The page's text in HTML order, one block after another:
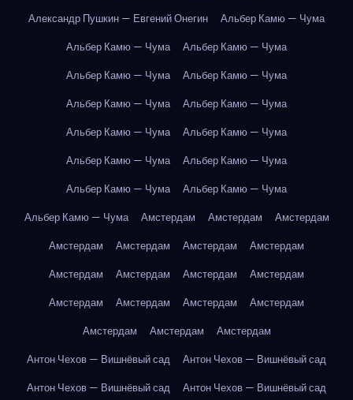
Александр Пушкин — Евгений Онегин
Альбер Камю — Чума
Альбер Камю — Чума
Альбер Камю — Чума
Альбер Камю — Чума
Альбер Камю — Чума
Альбер Камю — Чума
Альбер Камю — Чума
Альбер Камю — Чума
Альбер Камю — Чума
Альбер Камю — Чума
Альбер Камю — Чума
Альбер Камю — Чума
Альбер Камю — Чума
Альбер Камю — Чума
Амстердам Амстердам
Амстердам
Амстердам
Амстердам Амстердам
Амстердам
Амстердам
Амстердам Амстердам
Амстердам
Амстердам
Амстердам Амстердам
Амстердам
Амстердам
Амстердам
Амстердам
Антон Чехов — Вишнёвый сад
Антон Чехов — Вишнёвый сад
Антон Чехов — Вишнёвый сад
Антон Чехов — Вишнёвый сад